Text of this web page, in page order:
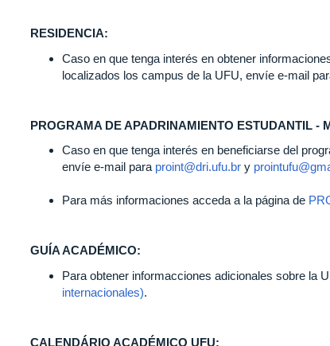
RESIDENCIA:
Caso en que tenga interés en obtener
localizados los campus de la UFU, envíe e-mail
PROGRAMA DE APADRINAMIENTO ESTUDANTIL -
Caso en que tenga interés en beneficiarse del
envíe e-mail para proint@dri.ufu.br y
Para más informaciones acceda a la página de
GUÍA ACADÉMICO:
Para obtener informacciones adicionales sobre la
internacionales).
CALENDÁRIO ACADÉMICO UFU: